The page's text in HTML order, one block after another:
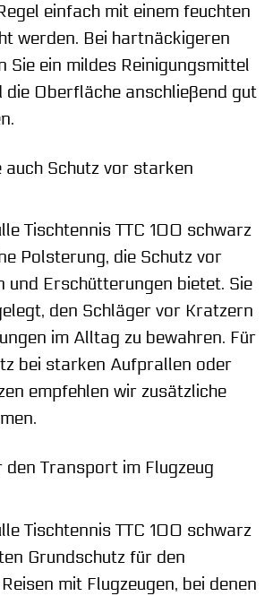
einfach mit einem feuchten
werden. Bei hartnäckigeren
Sie ein mildes Reinigungsmittel
die Oberfläche anschließend gut
auch Schutz vor starken
Tischtennis TTC 100 schwarz
Polsterung, die Schutz vor
und Erschütterungen bietet. Sie
den Schläger vor Kratzern
im Alltag zu bewahren. Für
bei starken Aufprallen oder
empfehlen wir zusätzliche
den Transport im Flugzeug
Tischtennis TTC 100 schwarz
Grundschutz für den
mit Flugzeugen, bei denen